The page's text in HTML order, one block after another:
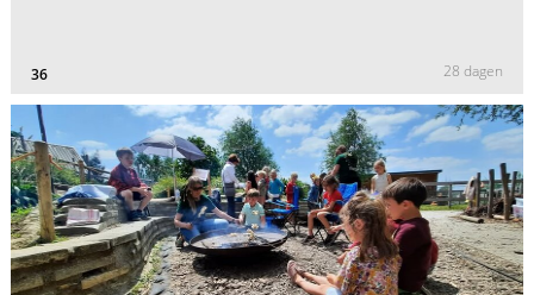
36 28 dagen